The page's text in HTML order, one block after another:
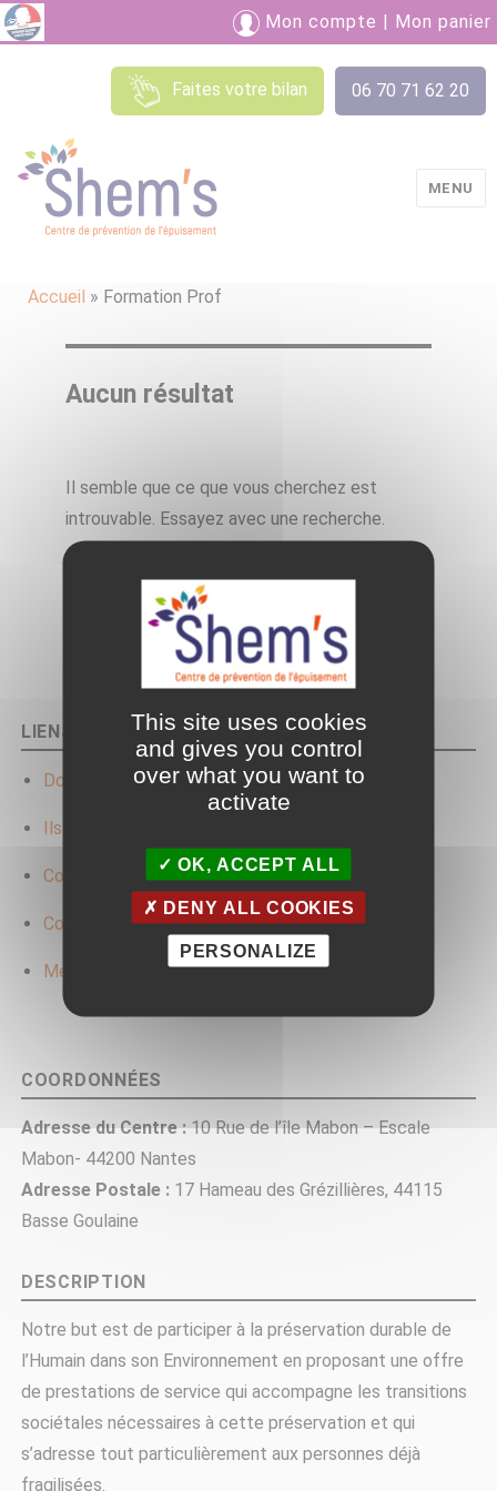
Mon compte | Mon panier
Faites votre bilan 06 70 71 62 20
MENU
Accueil » Formation Prof
Aucun résultat
Il semble que ce que vous cherchez est
introuvable. Essayez avec une recherche.
Recherche
LIENS UTILES
Documentations ressources
Ils nous font confiance
Conditions générales de vente
Conditions générales d’utilisation CGU
Mentions légales
COORDONNÉES
Adresse du Centre :10 Rue de l’île Mabon – Escale
Mabon- 44200 Nantes
Adresse Postale : 17 Hameau des Grézillières, 44115
Basse Goulaine
DESCRIPTION
Notre but est de participer à la préservation durable de
l’Humain dans son Environnement en proposant une offre
de prestations de service qui accompagne les transitions
sociétales nécessaires à cette préservation et qui
s’adresse tout particulièrement aux personnes déjà
fragilisées.
This site uses cookies
and gives you control
over what you want to
activate
OK, ACCEPT ALL
DENY ALL COOKIES
PERSONALIZE